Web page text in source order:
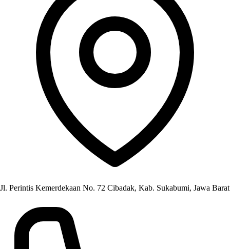
Jl. Perintis Kemerdekaan No. 72 Cibadak, Kab. Sukabumi, Jawa Barat